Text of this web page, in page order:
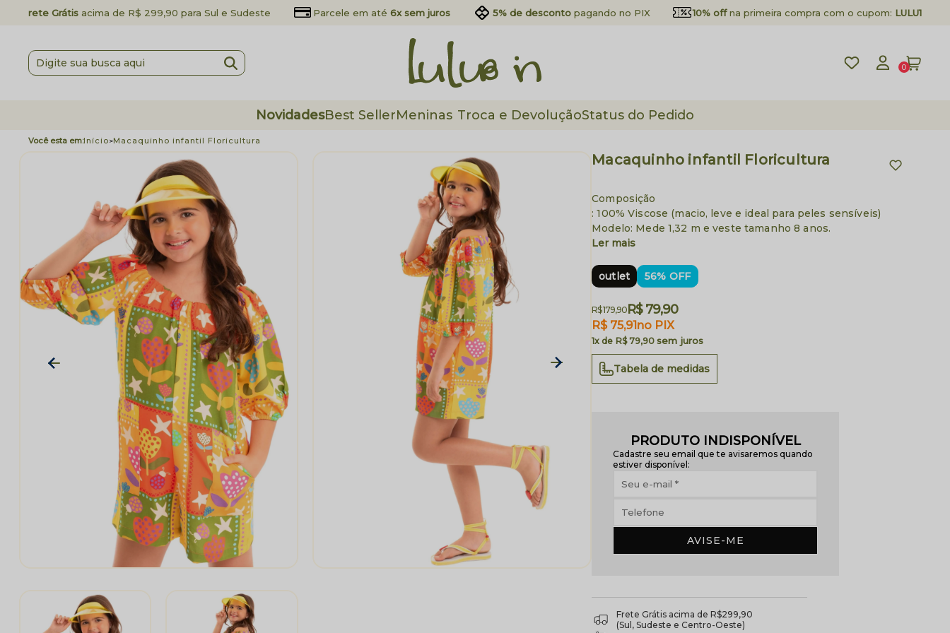
Frete Grátis acima de R$ 299,90 para Sul e Sudeste Parcele em até 6x sem juros 5% de desconto pagando no PIX 10% offna primeira compra com o cupom: LULU10
0
NovidadesBest SellerMeninas Troca e DevoluçãoStatus do Pedido
Início Macaquinho infantil Floricultura
Macaquinho infantil Floricultura
Composição
: 100% Viscose (macio, leve e ideal para peles sensíveis)
Modelo: Mede 1,32 m e veste tamanho 8 anos.
Ler mais
56% OFF
outlet
R$ 75,91no PIX
R$ 179,90R$ 79,90
1x R$ 79,90sem juros
Tabela de medidas
PRODUTO INDISPONÍVEL
Cadastre seu email que te avisaremos quando
estiver disponível:
AVISE-ME
Frete Grátis acima de R$299,90
(Sul, Sudeste e Centro-Oeste)